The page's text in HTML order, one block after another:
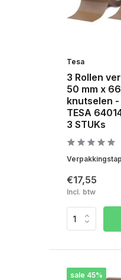
Tesa
3 Rollen
50 mm x
knutselen -
TESA
3 STUKs
€17,55
Incl. btw
sale 45%